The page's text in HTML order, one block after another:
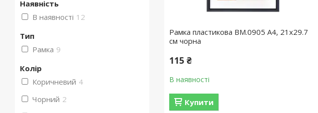
Рамка пластикова BM.0905 А4, 21х29.7
см чорна
115 ₴
В наявності
Купити
Наявність
В наявності 12
Тип
Рамка 9
Колір
Коричневий 4
Чорний 2